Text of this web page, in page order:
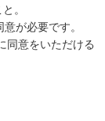
。
が必要です。
同意をいただける